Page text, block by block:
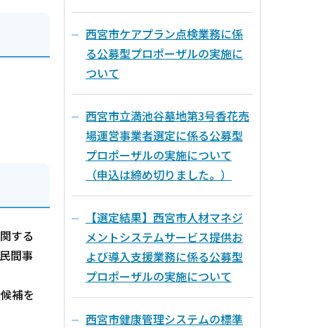
する
間事
補を
西宮市ケアプラン点検業務に係
る公募型プロポーザルの実施に
ついて
西宮市立満池谷墓地第3号香花売
場運営事業者選定に係る公募型
プロポーザルの実施について
（申込は締め切りました。）
【選定結果】西宮市人材マネジ
メントシステムサービス提供お
よび導入支援業務に係る公募型
プロポーザルの実施について
西宮市健康管理システムの標準